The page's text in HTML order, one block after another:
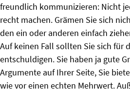
freundlich kommunizieren: Nicht
recht machen. Grämen Sie sich
den ein oder anderen einfach
Auf keinen Fall sollten Sie sich für
entschuldigen. Sie haben ja gute
Argumente auf Ihrer Seite, Sie
wie vor einen echten Mehrwert.